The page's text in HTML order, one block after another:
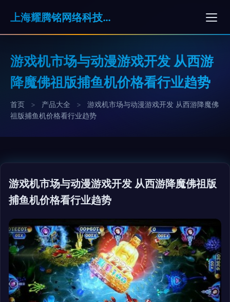
上海耀腾铭网络科技有限公司
游戏机市场与动漫游戏开发 从西游
降魔佛祖版捕鱼机价格看行业趋势
首页 > 产品大全 >
游戏机市场与动漫游戏开发 从西游降魔佛
祖版捕鱼机价格看行业趋势
游戏机市场与动漫游戏开发 从西游降魔佛祖版
捕鱼机价格看行业趋势